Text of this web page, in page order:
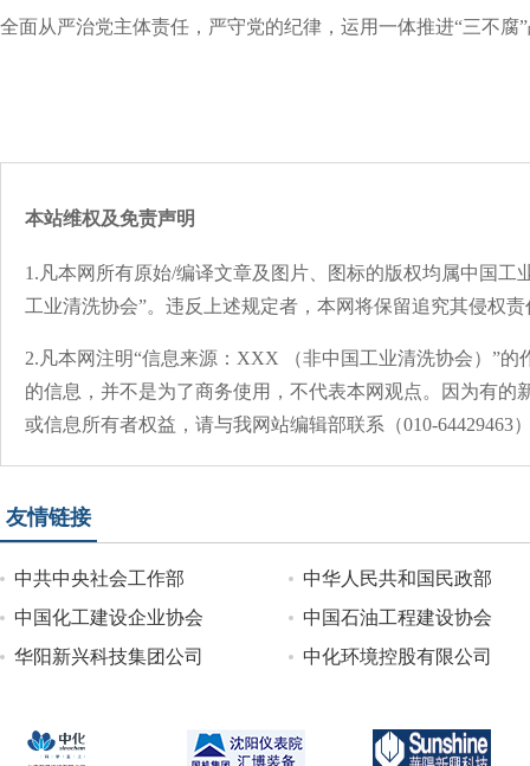
全面从严治党主体责任，严守党的纪律，运用一体推进“三不腐
本站维权及免责声明
1.凡本网所有原始/编译文章及图片、图标的版权均属中国
工业清洗协会”。违反上述规定者，本网将保留追究其侵权
2.凡本网注明“信息来源：XXX （非中国工业清洗协会）”
的信息，并不是为了商务使用，不代表本网观点。因为有
或信息所有者权益，请与我网站编辑部联系（010-
友情链接
中共中央社会工作部
中华人民共和国民政部
中国化工建设企业协会
中国石油工程建设协会
华阳新兴科技集团公司
中化环境控股有限公司